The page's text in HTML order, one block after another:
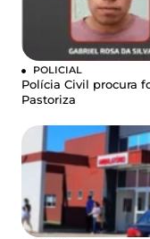
POLICIAL
Polícia Civil procura
Pastoriza